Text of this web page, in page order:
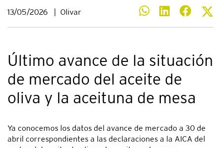
13/05/2026 | Olivar
Último avance de la situación
de mercado del aceite de
oliva y la aceituna de mesa
Ya conocemos los datos del avance de mercado a 30 de
abril correspondientes a las declaraciones a la AICA del